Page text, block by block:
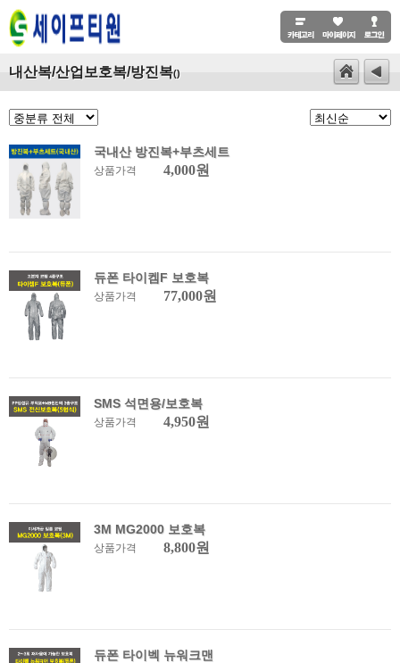
내산복/산업보호복/방진복()
국내산 방진복+부츠세트
상품가격 4,000원
듀폰 타이켐F 보호복
상품가격 77,000원
SMS 석면용/보호복
상품가격 4,950원
3M MG2000 보호복
상품가격 8,800원
듀폰 타이벡 뉴워크맨